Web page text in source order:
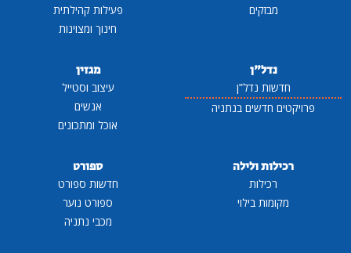
מבזקים
פעילות קהילתית
חינוך ומצוינות
נדל"ן
חדשות נדל"ן
פרויקטים חדשים בנתניה
מגזין
עיצוב וסטייל
אנשים
אוכל ומתכונים
רכילות ולילה
רכילות
מקומות בילוי
ספורט
חדשות ספורט
ספורט נוער
מכבי נתניה